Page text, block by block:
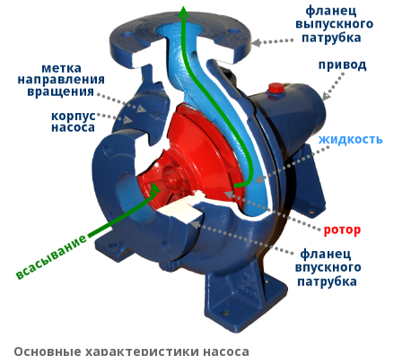
Основные характеристики насоса